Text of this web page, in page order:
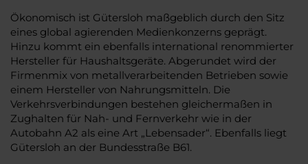
Ökonomisch ist Gütersloh maßgeblich durch den Sitz
eines global agierenden Medienkonzerns geprägt.
Hinzu kommt ein ebenfalls international renommierter
Hersteller für Haushaltsgeräte. Abgerundet wird der
Firmenmix von metallverarbeitenden Betrieben sowie
einem Hersteller von Nahrungsmitteln. Die
Verkehrsverbindungen bestehen gleichermaßen in
Zughalten für Nah- und Fernverkehr wie in der
Autobahn A2 als eine Art „Lebensader“. Ebenfalls liegt
Gütersloh an der Bundesstraße B61.